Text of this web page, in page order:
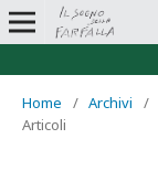
Home / Archivi /
Articoli